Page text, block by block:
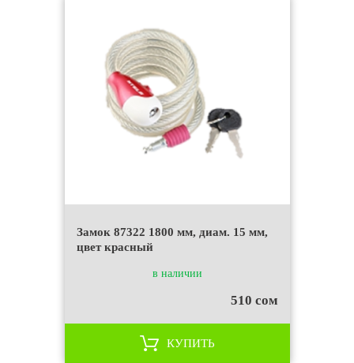
Замок 87322 1800 мм, диам. 15 мм,
цвет красный
в наличии
510 сом
КУПИТЬ